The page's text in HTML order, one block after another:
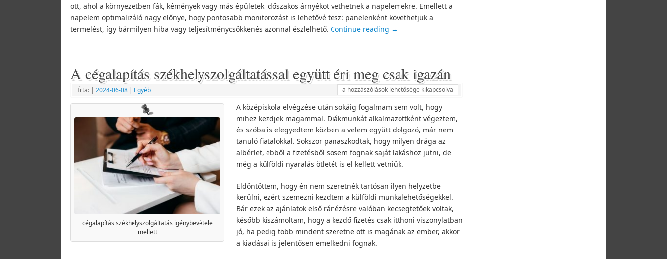
ott, ahol a környezetben fák, kémények vagy más épületek időszakos árnyékot vethetnek a napelemekre. Emellett a
napelem optimalizáló nagy előnye, hogy pontosabb monitorozást is lehetővé tesz: panelenként követhetjük a
termelést, így bármilyen hiba vagy teljesítménycsökkenés azonnal észlelhető. Continue reading →
A cégalapítás székhelyszolgáltatással együtt éri meg csak igazán
Írta: | 2024-06-08 | Egyéb a hozzászólások lehetősége kikapcsolva
cégalapítás székhelyszolgáltatás igénybevétele
mellett
A középiskola elvégzése után sokáig fogalmam sem volt, hogy
mihez kezdjek magammal. Diákmunkát alkalmazottként végeztem,
és szóba is elegyedtem közben a velem együtt dolgozó, már nem
tanuló fiatalokkal. Sokszor panaszkodtak, hogy milyen drága az
albérlet, ebből a fizetésből sosem fognak saját lakáshoz jutni, de
még a külföldi nyaralás ötletét is el kellett vetniük.
Eldöntöttem, hogy én nem szeretnék tartósan ilyen helyzetbe
kerülni, ezért szemezni kezdtem a külföldi munkalehetőségekkel.
Bár ezek az ajánlatok első ránézésre valóban kecsegtetőek voltak,
később kiszámoltam, hogy a kezdő fizetés csak itthoni viszonylatban
jó, ha pedig több mindent szeretne ott is magának az ember, akkor
a kiadásai is jelentősen emelkedni fognak.